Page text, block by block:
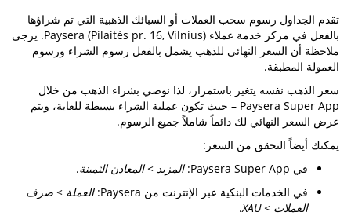
تقدم الجداول رسوم سحب العملات أو السبائك الذهبية التي تم شراؤها
بالفعل في مركز خدمة عملاء Paysera (Pilaitės pr. 16, Vilnius). يرجى
ملاحظة أن السعر النهائي للذهب يشمل بالفعل رسوم الشراء ورسوم
العمولة المطبقة.
سعر الذهب نفسه يتغير باستمرار، لذا نوصي بشراء الذهب من خلال
Paysera Super App – حيث تكون عملية الشراء بسيطة للغاية، ويتم
عرض السعر النهائي لك دائماً شاملاً جميع الرسوم.
يمكنك أيضاً التحقق من السعر:
في Paysera Super App:
المزيد > المعادن الثمينة.
في الخدمات البنكية عبر الإنترنت من Paysera:
العملة > صرف
العملات > XAU
.